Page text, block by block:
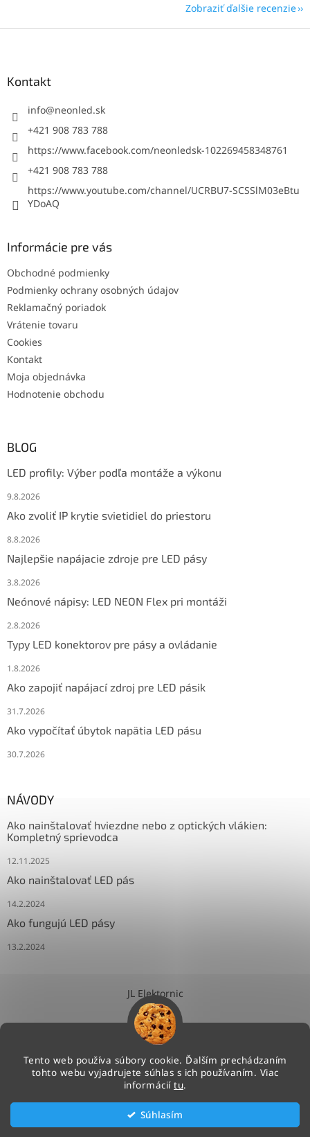
Tento web používa súbory cookie. Ďalším prechádzaním
tohto webu vyjadrujete súhlas s ich používaním. Viac
informácií tu.
Súhlasím
Zobraziť ďalšie recenzie
Kontakt
info@neonled.sk
+421 908 783 788
https://www.facebook.com/neonledsk-102269458348761
+421 908 783 788
https://www.youtube.com/channel/UCRBU7-SCSSlM03eBtu
YDoAQ
Informácie pre vás
Obchodné podmienky
Podmienky ochrany osobných údajov
Reklamačný poriadok
Vrátenie tovaru
Cookies
Kontakt
Moja objednávka
Hodnotenie obchodu
BLOG
LED profily: Výber podľa montáže a výkonu
9.8.2026
Ako zvoliť IP krytie svietidiel do priestoru
8.8.2026
Najlepšie napájacie zdroje pre LED pásy
3.8.2026
Neónové nápisy: LED NEON Flex pri montáži
2.8.2026
Typy LED konektorov pre pásy a ovládanie
1.8.2026
Ako zapojiť napájací zdroj pre LED pásik
31.7.2026
Ako vypočítať úbytok napätia LED pásu
30.7.2026
NÁVODY
Ako nainštalovať hviezdne nebo z optických vlákien:
Kompletný sprievodca
12.11.2025
Ako nainštalovať LED pás
14.2.2024
Ako fungujú LED pásy
13.2.2024
JL Elektornic
Vytvoril Shoptet